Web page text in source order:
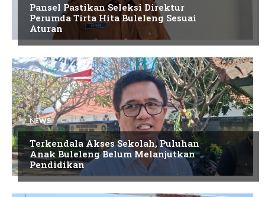
Pansel Pastikan Seleksi Direktur
Perumda Tirta Hita Buleleng Sesuai
Aturan
NEWS
Terkendala Akses Sekolah, Puluhan
Anak Buleleng Belum Melanjutkan
Pendidikan